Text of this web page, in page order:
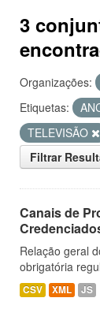
3
Organizações:
Etiquetas:
TELEVISÃO
Filtrar
Canais de
Relação geral
obrigatória
CSV XML JS